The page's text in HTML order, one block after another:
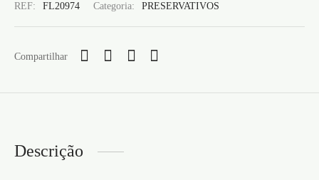
REF: FL20974 Categoria: PRESERVATIVOS
Compartilhar
Descrição